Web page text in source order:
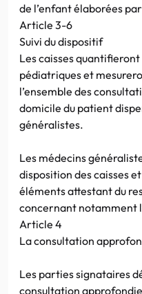
de l’enfant élaborées par
Article 3-6
Suivi du dispositif
Les caisses
pédiatriques et
l’ensemble des
domicile du patient
généralistes.
Les médecins
disposition des caisses
éléments attestant du
concernant notamment
Article 4
La consultation
Les parties signataires
consultation